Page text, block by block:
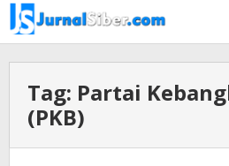
Skip
to
content
Tag: Partai
(PKB)